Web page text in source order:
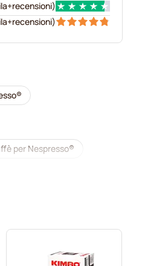
recensioni)
recensioni)
per Nespresso®
caffè per Nespresso®